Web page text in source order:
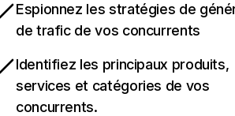
Espionnez les stratégies de
de trafic de vos concurrents
Identifiez les principaux produits,
services et catégories de vos
concurrents.